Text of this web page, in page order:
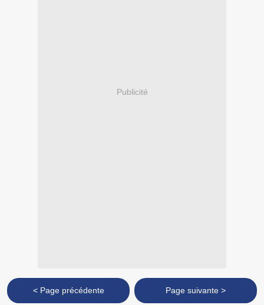
Publicité
< Page précédente Page suivante >